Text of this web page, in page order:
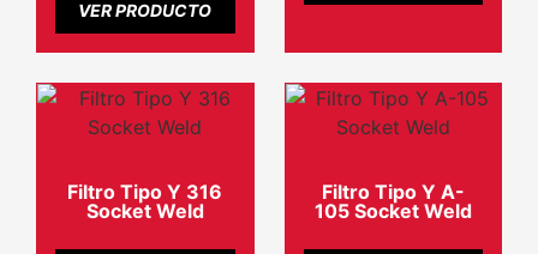
VER PRODUCTO
Filtro Tipo Y 316
Socket Weld
Filtro Tipo Y A-
105 Socket Weld